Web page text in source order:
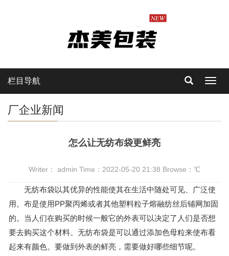
栏目导航
厂企业新闻
怎么让无纺布袋更鲜亮
Writer： admin Time：2022-05-20 21:38 Browse： ℃
无纺布袋以其优异的性能使其在生活中随处可见、广泛使
用。布是使用PP聚丙烯或者其他塑料粒子熔融纺丝后铺网加固
的。当人们在购买的时候一般它的外表可以决定了人们是否想
要去购买这个材料。无纺布袋是可以通过添加色母粒来使布看
起来有颜色。要做到外表的鲜亮，需要做好哪些细节呢。